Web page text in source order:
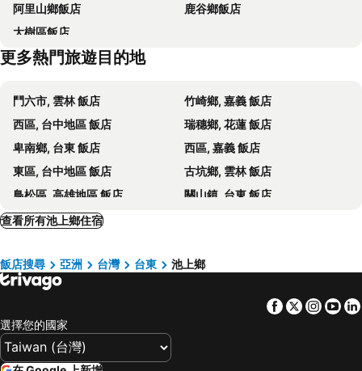
6號交響曲民宿
David Samstrong Lite 小馬客棧 果園
台東新港民宿
Yi Suo Yen Yu Homestay
阿里山鄉飯店
鹿谷鄉飯店
大樹區飯店
更多熱門旅遊目的地
鬥六市, 雲林 飯店
竹崎鄉, 嘉義 飯店
西區, 台中地區 飯店
瑞穗鄉, 花蓮 飯店
卑南鄉, 台東 飯店
西區, 嘉義 飯店
東區, 台中地區 飯店
古坑鄉, 雲林 飯店
鳥松區, 高雄地區 飯店
關山鎮, 台東 飯店
永康區, 台南地區 飯店
民雄鄉, 嘉義 飯店
長濱鄉, 台東 飯店
太麻里鄉, 台東 飯店
信義鄉, 南投 飯店
高雄市區, 高雄地區 飯店
恆春, 屏東 飯店
查看所有池上鄉住宿
飯店搜尋 亞洲 台灣 台東 池上鄉
Facebook
Twitter
選擇您的國家